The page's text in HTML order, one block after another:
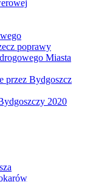
poprawy
Miasta
przez Bydgoszcz
2020